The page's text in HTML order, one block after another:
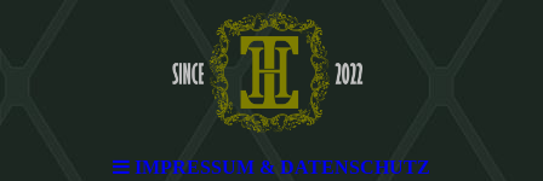
IMPRESSUM & DATENSCHUTZ